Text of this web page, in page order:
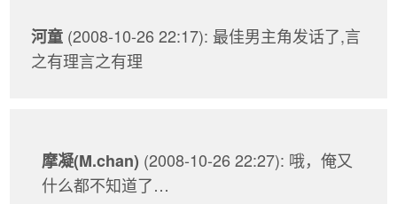
河童 (2008-10-26 22:17): 最佳男主角发话了,言
之有理言之有理
摩凝(M.chan) (2008-10-26 22:27): 哦，俺又
什么都不知道了…